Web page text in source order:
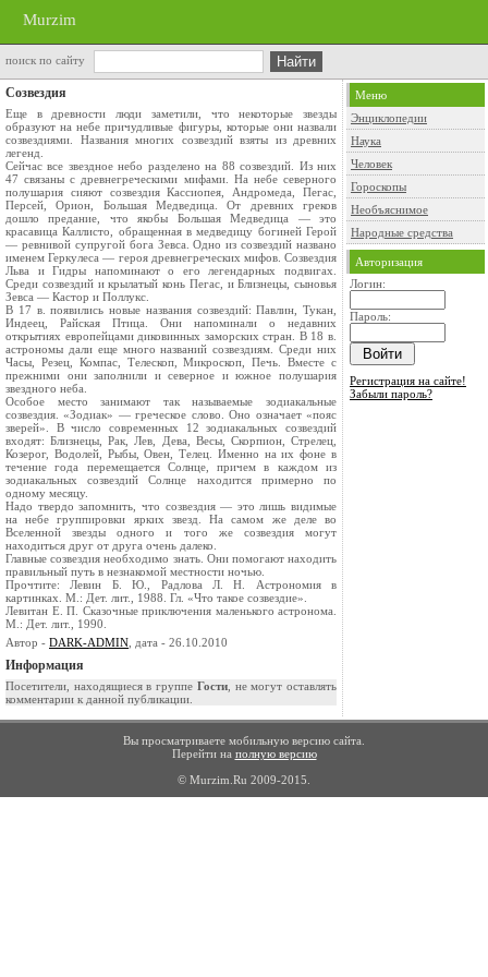
Murzim
поиск по сайту
Созвездия
Еще в древности люди заметили, что некоторые звезды
образуют на небе причудливые фигуры, которые они назвали
созвездиями. Названия многих созвездий взяты из древних
легенд.
Сейчас все звездное небо разделено на 88 созвездий. Из них
47 связаны с древнегреческими мифами. На небе северного
полушария сияют созвездия Кассиопея, Андромеда, Пегас,
Персей, Орион, Большая Медведица. От древних греков
дошло предание, что якобы Большая Медведица — это
красавица Каллисто, обращенная в медведицу богиней Герой
— ревнивой супругой бога Зевса. Одно из созвездий названо
именем Геркулеса — героя древнегреческих мифов. Созвездия
Льва и Гидры напоминают о его легендарных подвигах.
Среди созвездий и крылатый конь Пегас, и Близнецы, сыновья
Зевса — Кастор и Поллукс.
В 17 в. появились новые названия созвездий: Павлин, Тукан,
Индеец, Райская Птица. Они напоминали о недавних
открытиях европейцами диковинных заморских стран. В 18 в.
астрономы дали еще много названий созвездиям. Среди них
Часы, Резец, Компас, Телескоп, Микроскоп, Печь. Вместе с
прежними они заполнили и северное и южное полушария
звездного неба.
Особое место занимают так называемые зодиакальные
созвездия. «Зодиак» — греческое слово. Оно означает «пояс
зверей». В число современных 12 зодиакальных созвездий
входят: Близнецы, Рак, Лев, Дева, Весы, Скорпион, Стрелец,
Козерог, Водолей, Рыбы, Овен, Телец. Именно на их фоне в
течение года перемещается Солнце, причем в каждом из
зодиакальных созвездий Солнце находится примерно по
одному месяцу.
Надо твердо запомнить, что созвездия — это лишь видимые
на небе группировки ярких звезд. На самом же деле во
Вселенной звезды одного и того же созвездия могут
находиться друг от друга очень далеко.
Главные созвездия необходимо знать. Они помогают находить
правильный путь в незнакомой местности ночью.
Прочтите: Левин Б. Ю., Радлова Л. Н. Астрономия в
картинках. М.: Дет. лит., 1988. Гл. «Что такое созвездие».
Левитан Е. П. Сказочные приключения маленького астронома.
М.: Дет. лит., 1990.
Автор - DARK-ADMIN , дата - 26.10.2010
Информация
Посетители, находящиеся в группе Гости, не могут оставлять
комментарии к данной публикации.
Меню
Энциклопедии
Наука
Человек
Гороскопы
Необъяснимое
Народные средства
Авторизация
Логин:
Пароль:
Регистрация на сайте!
Забыли пароль?
Вы просматриваете мобильную версию сайта.
Перейти на полную версию
© Murzim.Ru 2009-2015.